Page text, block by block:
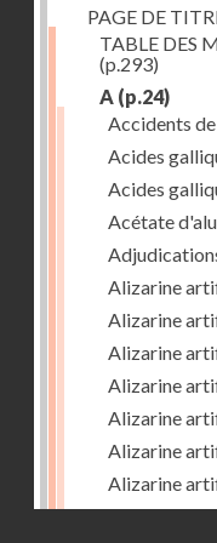
PAGE DE
TABLE DES
(p.293)
A (p.24)
Accidents
Acides
Acides
Acétate
Alizarine
Alizarine
Alizarine
Alizarine
Alizarine
Alizarine
Alizarine
Alizarine